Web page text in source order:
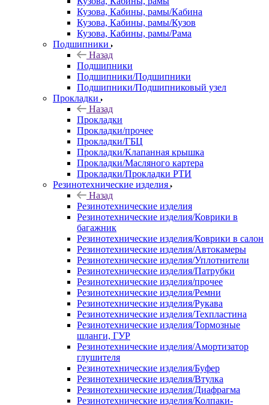
Кузова, Кабины, рамы/Кабина
Кузова, Кабины, рамы/Кузов
Кузова, Кабины, рамы/Рама
Подшипники
Назад
Подшипники
Подшипники/Подшипники
Подшипники/Подшипниковый узел
Прокладки
Назад
Прокладки
Прокладки/прочее
Прокладки/ГБЦ
Прокладки/Клапанная крышка
Прокладки/Масляного картера
Прокладки/Прокладки РТИ
Резинотехнические изделия
Назад
Резинотехнические изделия
Резинотехнические изделия/Коврики в
багажник
Резинотехнические изделия/Коврики в салон
Резинотехнические изделия/Автокамеры
Резинотехнические изделия/Уплотнители
Резинотехнические изделия/Патрубки
Резинотехнические изделия/прочее
Резинотехнические изделия/Ремни
Резинотехнические изделия/Рукава
Резинотехнические изделия/Техпластина
Резинотехнические изделия/Тормозные
шланги, ГУР
Резинотехнические изделия/Амортизатор
глушителя
Резинотехнические изделия/Буфер
Резинотехнические изделия/Втулка
Резинотехнические изделия/Диафрагма
Резинотехнические изделия/Колпаки-